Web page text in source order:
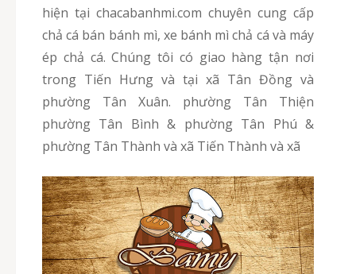
hiện tại chacabanhmi.com chuyên cung cấp
chả cá bán bánh mì, xe bánh mì chả cá và máy
ép chả cá. Chúng tôi có giao hàng tận nơi
trong Tiến Hưng và tại xã Tân Đồng và
phường Tân Xuân. phường Tân Thiện
phường Tân Bình & phường Tân Phú &
phường Tân Thành và xã Tiến Thành và xã